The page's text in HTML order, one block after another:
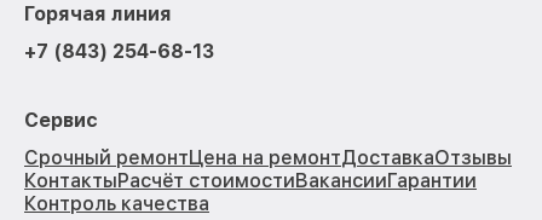
Горячая линия
+7 (843) 254-68-13
Сервис
Срочный ремонтЦена на ремонтДоставкаОтзывы
КонтактыРасчёт стоимостиВакансииГарантии
Контроль качества